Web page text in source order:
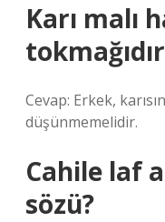
Karı malı
Cevap: Erkek,
düşünmemelidir.
Cahile laf
sözü?